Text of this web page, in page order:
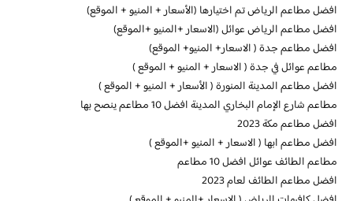
افضل مطاعم الرياض تم اختيارها (الأسعار + المنيو + الموقع)
افضل مطاعم الرياض عوائل (الاسعار +المنيو +الموقع)
افضل مطاعم جدة ( الاسعار+ المنيو+ الموقع)
مطاعم عوائل في جدة ( الاسعار + المنيو + الموقع )
افضل مطاعم المدينة المنورة ( الأسعار + المنيو + الموقع )
مطاعم شارع الإمام البخاري المدينة افضل 10 مطاعم ينصح بها
افضل مطاعم مكة 2023
افضل مطاعم ابها ( الاسعار + المنيو +الموقع )
مطاعم الطائف عوائل افضل 10 مطاعم
افضل مطاعم الطائف لعام 2023